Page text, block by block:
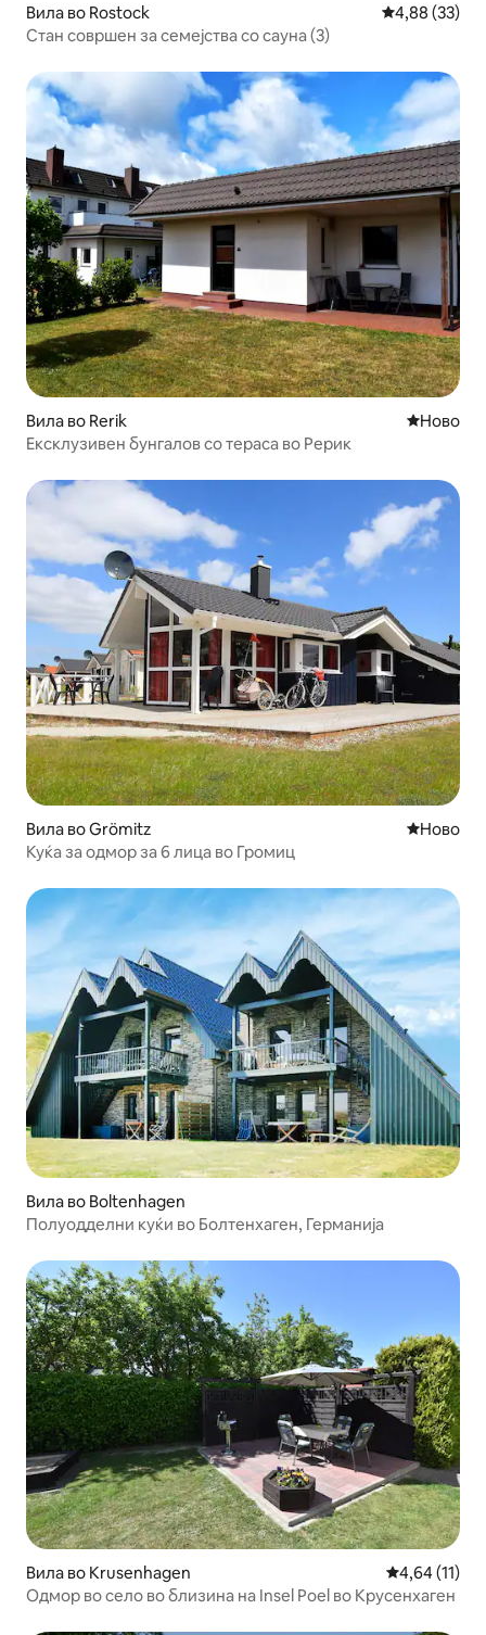
Вила во Rostock Просечна
4,88 (33)
Стан совршен за семејства со сауна (3)
Вила во Rerik Ново
Ново
Ексклузивен бунгалов со тераса во Рерик
Вила во Grömitz Ново
Ново
Куќа за одмор за 6 лица во Громиц
Вила во Boltenhagen
Полуодделни куќи во Болтенхаген, Германија
Вила во Krusenhagen Просечна
4,64 (11)
Одмор во село во близина на Insel Poel во Крусенхаген